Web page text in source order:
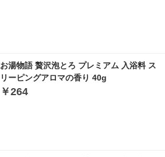
お湯物語 贅沢泡とろ プレミアム 入浴料 ス
リーピングアロマの香り 40g
￥264